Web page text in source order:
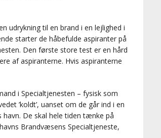
udrykning til en brand i en lejlighed i
starter de håbefulde aspiranter på
Den første store test er en hård
af aspiranterne. Hvis aspiranterne
i Specialtjenesten – fysisk som
’koldt’, uanset om de går ind i en
De skal hele tiden tænke på
Brandvæsens Specialtjeneste,